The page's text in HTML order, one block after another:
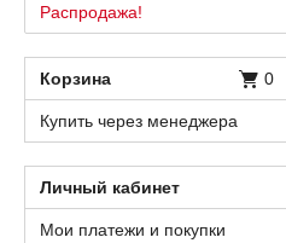
Распродажа!
Корзина 0
Купить через менеджера
Личный кабинет
Мои платежи и покупки